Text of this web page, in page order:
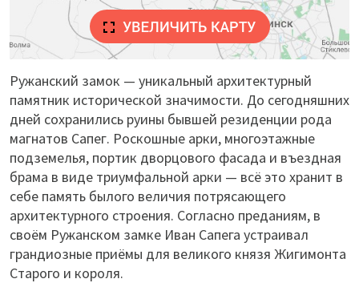
Ружанский замок — уникальный архитектурный
памятник исторической значимости. До сегодняшних
дней сохранились руины бывшей резиденции рода
магнатов Сапег. Роскошные арки, многоэтажные
подземелья, портик дворцового фасада и въездная
брама в виде триумфальной арки — всё это хранит в
себе память былого величия потрясающего
архитектурного строения. Согласно преданиям, в
своём Ружанском замке Иван Сапега устраивал
грандиозные приёмы для великого князя Жигимонта
Старого и короля.